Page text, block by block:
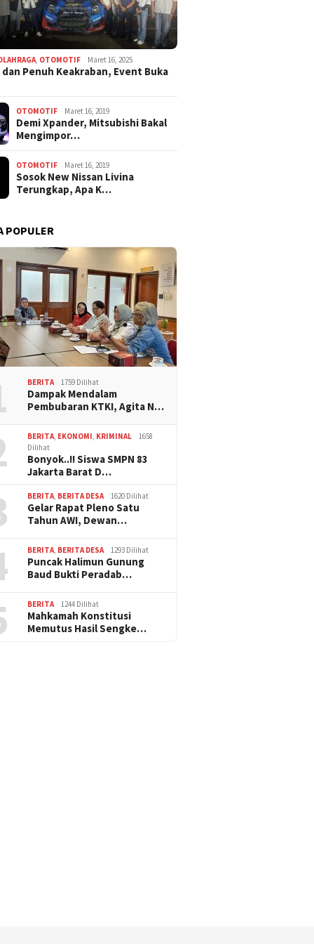
, OTOMOTIF Maret 16, 2025
Penuh Keakraban, Event Buka
OTOMOTIF Maret 16, 2019
Demi Xpander, Mitsubishi Bakal
Mengimpor…
OTOMOTIF Maret 16, 2019
Sosok New Nissan Livina
Terungkap, Apa K…
POPULER
BERITA 1759 Dilihat
Dampak Mendalam
Pembubaran KTKI, Agita N…
BERITA EKONOMI KRIMINAL
1658
Dilihat
Bonyok..!! Siswa SMPN 83
Jakarta Barat D…
BERITA BERITA DESA 1620 Dilihat
Gelar Rapat Pleno Satu
Tahun AWI, Dewan…
BERITA BERITA DESA 1293 Dilihat
Puncak Halimun Gunung
Baud Bukti Peradab…
BERITA 1244 Dilihat
Mahkamah Konstitusi
Memutus Hasil Sengke…